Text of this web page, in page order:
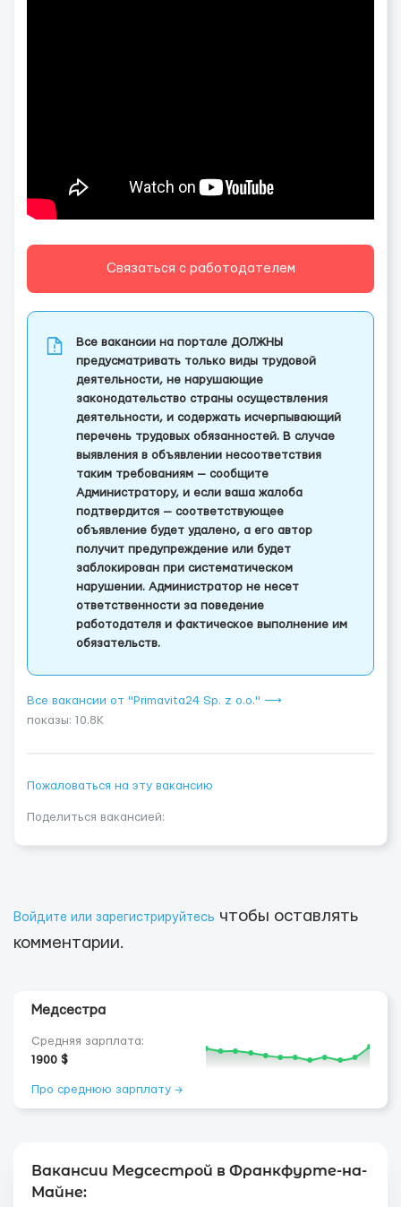
Связаться с работодателем
Все вакансии на портале ДОЛЖНЫ
предусматривать только виды трудовой
деятельности, не нарушающие
законодательство страны осуществления
деятельности, и содержать исчерпывающий
перечень трудовых обязанностей. В случае
выявления в объявлении несоответствия
таким требованиям — сообщите
Администратору, и если ваша жалоба
подтвердится — соответствующее
объявление будет удалено, а его автор
получит предупреждение или будет
заблокирован при систематическом
нарушении. Администратор не несет
ответственности за поведение
работодателя и фактическое выполнение им
обязательств.
Все вакансии от "Primavita24 Sp. z o.o." ⟶
показы: 10.8K
Пожаловаться на эту вакансию
Поделиться вакансией:
Войдите или зарегистрируйтесь чтобы оставлять
комментарии.
Медсестра
Средняя зарплата:
1900 $
Про среднюю зарплату →
Вакансии Медсестрой в Франкфурте-на-
Майне: